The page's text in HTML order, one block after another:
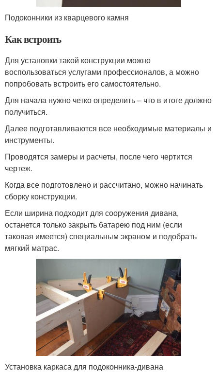
Подоконники из кварцевого камня
Как встроить
Для установки такой конструкции можно
воспользоваться услугами профессионалов, а можно
попробовать встроить его самостоятельно.
Для начала нужно четко определить – что в итоге должно
получиться.
Далее подготавливаются все необходимые материалы и
инструменты.
Проводятся замеры и расчеты, после чего чертится
чертеж.
Когда все подготовлено и рассчитано, можно начинать
сборку конструкции.
Если ширина подходит для сооружения дивана,
останется только закрыть батарею под ним (если
таковая имеется) специальным экраном и подобрать
мягкий матрас.
Установка каркаса для подоконника-дивана